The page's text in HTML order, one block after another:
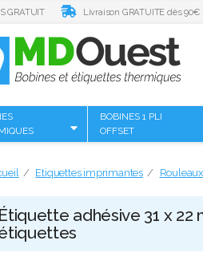
GRATUIT Livraison GRATUITE dès 90€
BOBINES 1 PLI
OFFSET
Etiquettes imprimantes
Étiquette adhésive 31 x